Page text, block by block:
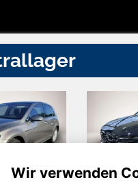
Wir verwenden